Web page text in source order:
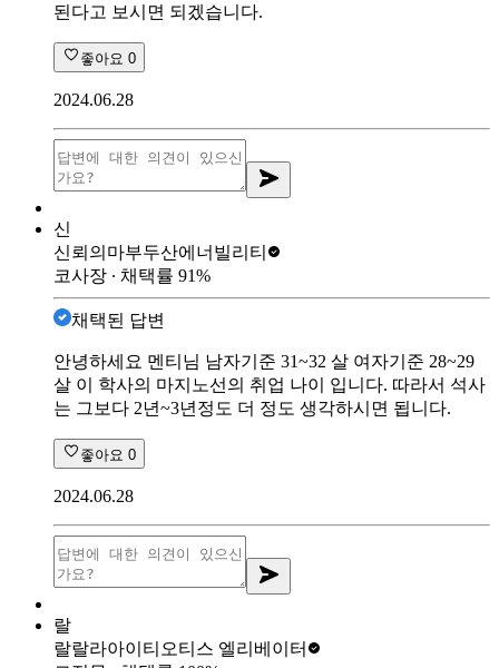
된다고 보시면 되겠습니다.
좋아요 0
2024.06.28
신
신뢰의마부두산에너빌리티
코사장 ∙ 채택률 91%
채택된 답변
안녕하세요 멘티님 남자기준 31~32 살 여자기준 28~29
살 이 학사의 마지노선의 취업 나이 입니다. 따라서 석사
는 그보다 2년~3년정도 더 정도 생각하시면 됩니다.
좋아요 0
2024.06.28
랄
랄랄라아이티 오티스 엘리베이터